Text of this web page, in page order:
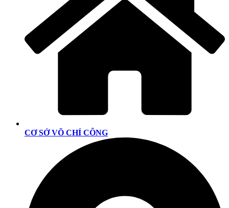
CƠ SỞ VÕ CHÍ CÔNG